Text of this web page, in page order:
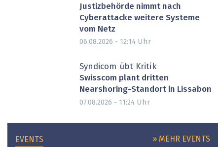
Justizbehörde nimmt nach
Cyberattacke weitere Systeme
vom Netz
06.08.2026 - 12:14 Uhr
Syndicom übt Kritik
Swisscom plant dritten
Nearshoring-Standort in Lissabon
07.08.2026 - 11:24 Uhr
EVENTS » MEHR EVENTS